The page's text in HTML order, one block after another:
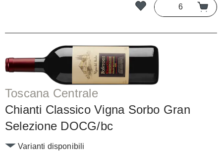
Toscana Centrale
Chianti Classico Vigna Sorbo Gran
Selezione DOCG/bc
Varianti disponibili